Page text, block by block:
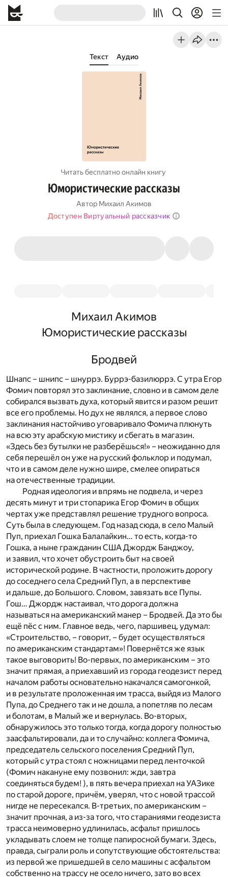
Текст Аудио
Читать бесплатно онлайн книгу
Юмористические рассказы
Автор Михаил Акимов
Доступен Виртуальный рассказчик
Михаил Акимов
Юмористические рассказы
Бродвей
Шнапс – шнипс – шнуррэ. Буррэ-базилюррэ. С утра Егор
Фомич повторял это заклинание, словно и в самом деле
собирался вызвать духа, который явится и разом решит
все его проблемы. Но дух не являлся, а первое слово
заклинания настойчиво уговаривало Фомича плюнуть
на всю эту арабскую мистику и сбегать в магазин.
«Здесь без бутылки не разберёшься!» – неожиданно для
себя перешёл он уже на русский фольклор и подумал,
что и в самом деле нужно шире, смелее опираться
на отечественные традиции.
Родная идеология и впрямь не подвела, и через
десять минут и три стопарика Егор Фомич в общих
чертах уже представлял решение трудного вопроса.
Суть была в следующем. Год назад сюда, в село Малый
Пуп, приехал Гошка Балалайкин… то есть, когда-то
Гошка, а ныне гражданин США Джордж Банджоу,
и заявил, что хочет обустроить быт на своей
исторической родине. В частности, проложить дорогу
до соседнего села Средний Пуп, а в перспективе
и дальше, до Большого. Словом, завязать все Пупы.
Гош… Джордж настаивал, что дорога должна
называться на американский манер – Бродвей. Да это бы
ещё пёс с ним. Главное ведь, чего, паршивец, удумал:
«Строительство, – говорит, – будет осуществляться
по американским стандартам»! Повернётся же язык
такое выговорить! Во-первых, по американским – это
значит прямая, а приехавший из города геодезист перед
началом работы основательно накачался самогонкой,
и в результате проложенная им трасса, выйдя из Малого
Пупа, до Среднего так и не дошла, а попетляв по лесам
и болотам, в Малый же и вернулась. Во-вторых,
обнаружилось это только тогда, когда дорогу полностью
заасфальтировали, да и то случайно: коллега Фомича,
председатель сельского поселения Средний Пуп,
который с утра стоял с ножницами перед ленточкой
(Фомич накануне ему позвонил: жди, завтра
соединяться будем! ), в пять вечера приехал на УАЗике
по старой дороге, причём, уверял, что с новой трассой
нигде не пересекался. В-третьих, по американским –
значит прочная, а из-за того, что стараниями геодезиста
трасса неимоверно удлинилась, асфальт пришлось
укладывать слоем не толще папиросной бумаги. Здесь,
правда, сыграли роль и сопутствующие обстоятельства:
из первой же пришедшей в село машины с асфальтом
собственно на трассу не осело ничего, зато во всех